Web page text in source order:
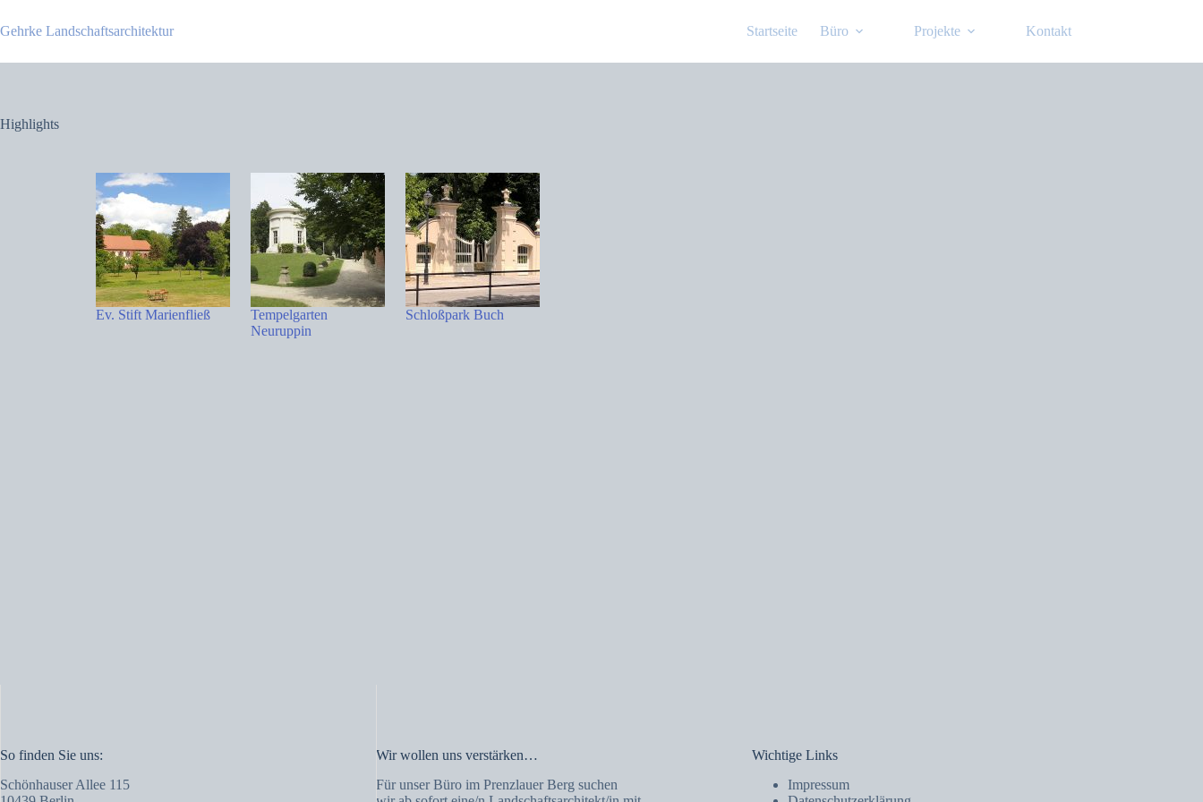
Inhalt
springen
Gehrke Landschaftsarchitektur Startseite Büro Projekte Kontakt
Highlights
Ev. Stift Marienfließ
Tempelgarten
Neuruppin
Schloßpark Buch
So finden Sie uns:
Schönhauser Allee 115
Wir wollen uns verstärken…
Für unser Büro im Prenzlauer Berg suchen
Wichtige Links
Impressum